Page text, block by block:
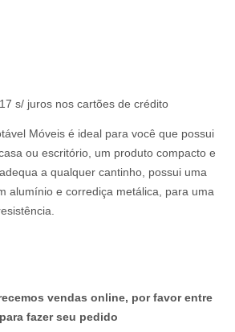
s/ juros nos cartões de crédito
Móveis é ideal para você que possui
ou escritório, um produto compacto e
a qualquer cantinho, possui uma
alumínio e corrediça metálica, para uma
vendas online, por favor entre
fazer seu pedido